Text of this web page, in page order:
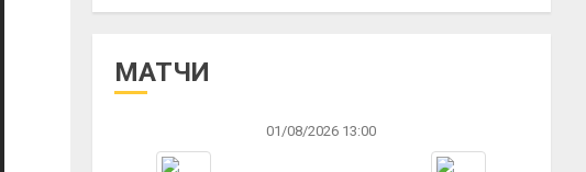
МАТЧИ
01/08/2026 13:00